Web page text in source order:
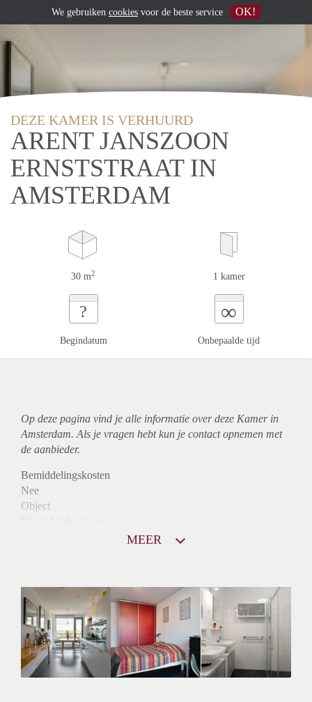
DEZE KAMER IS VERHUURD
ARENT JANSZOON
ERNSTSTRAAT IN
AMSTERDAM
30 m2 1 kamer
?
Begindatum
∞
Onbepaalde tijd
Op deze pagina vind je alle informatie over deze Kamer in
Amsterdam. Als je vragen hebt kun je contact opnemen met
de aanbieder.
Bemiddelingskosten
Nee
Object
Huurtoeslag
Mogelijk
Inkomen eis
2,6 X Maandhuur Bruto
Huurtermijn
Onbepaalde termijn
MEER
We gebruiken cookies voor de beste service OK!